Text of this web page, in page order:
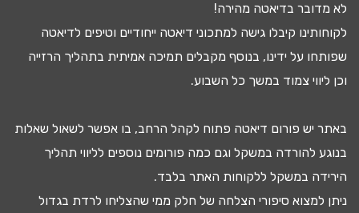
לא מדובר בדיאטה מהירה!
לקוחותינו קיבלו גישה למתכוני דיאטה ייחודיים וטיפים לדיאטה
שפותחו על ידינו, בנוסף מקבלים תמיכה אמיתית בתהליך הרזייה
וכן ליווי צמוד במשך כל השבוע.
באתר יש פורום דיאטה פתוח לקהל הרחב, בו אפשר לשאול שאלות
בנוגע להורדה במשקל וגם כמה פורומים נוספים לליווי תהליך
הירידה במשקל ללקוחות האתר בלבד.
ניתן למצוא סיפורי הצלחה של חלק ממי שהצליחו לרדת בגדול